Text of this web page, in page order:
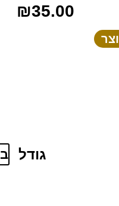
₪35.00
גודל